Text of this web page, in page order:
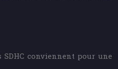
SDHC conviennent pour une